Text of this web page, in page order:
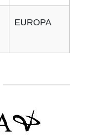
EUROPA